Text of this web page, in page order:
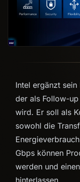
Intel ergänzt
der als Follow-
wird. Er soll als
sowohl die
Gbps können
werden und
hinterlassen.